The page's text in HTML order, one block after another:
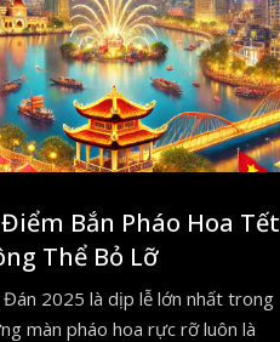
Bắn Pháo Hoa Tết
Thể Bỏ Lỡ
2025 là dịp lễ lớn nhất trong
màn pháo hoa rực rỡ luôn là